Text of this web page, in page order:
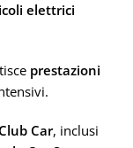
elettrici
prestazioni
Car, inclusi